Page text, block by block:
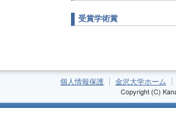
受賞学術賞
個人情報保護 金沢大学ホーム